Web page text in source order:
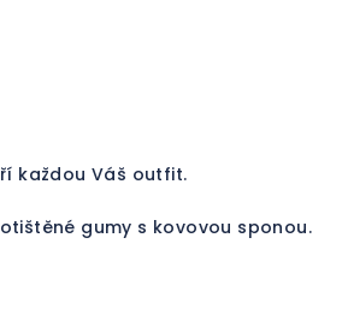
každou Váš outfit.
gumy s kovovou sponou.